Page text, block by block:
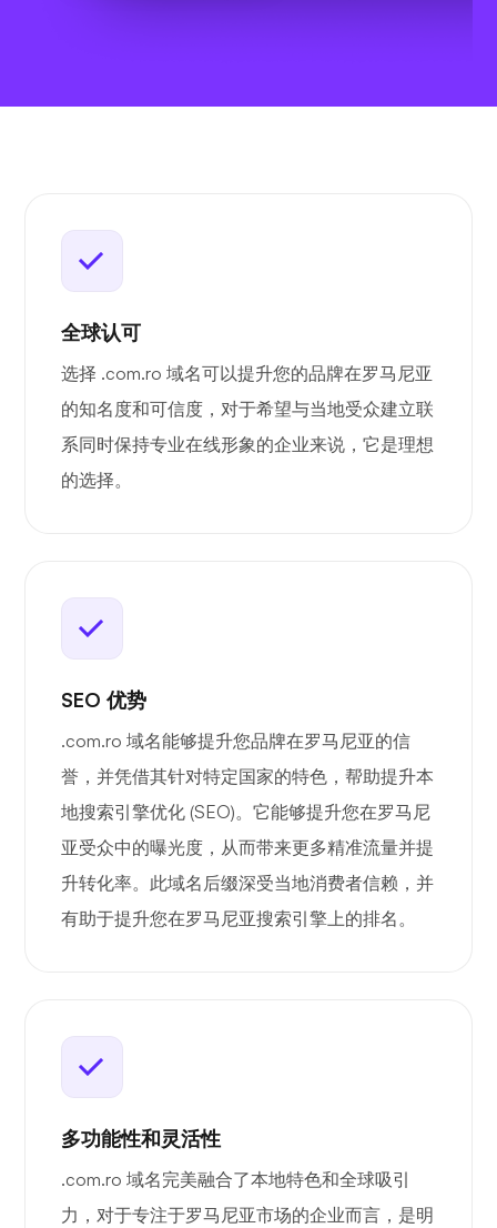
全球认可
选择 .com.ro 域名可以提升您的品牌在罗马尼亚
的知名度和可信度，对于希望与当地受众建立联
系同时保持专业在线形象的企业来说，它是理想
的选择。
SEO 优势
.com.ro 域名能够提升您品牌在罗马尼亚的信
誉，并凭借其针对特定国家的特色，帮助提升本
地搜索引擎优化 (SEO)。它能够提升您在罗马尼
亚受众中的曝光度，从而带来更多精准流量并提
升转化率。此域名后缀深受当地消费者信赖，并
有助于提升您在罗马尼亚搜索引擎上的排名。
多功能性和灵活性
.com.ro 域名完美融合了本地特色和全球吸引
力，对于专注于罗马尼亚市场的企业而言，是明